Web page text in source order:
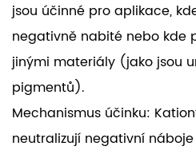
jsou účinné pro aplikace,
negativně nabité nebo kde
jinými materiály (jako jsou
pigmentů).
Mechanismus účinku:
neutralizují negativní